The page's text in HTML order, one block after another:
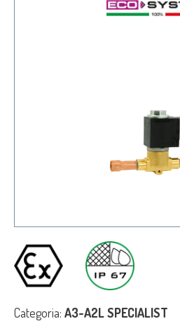
Categoria: A3-A2L SPECIALIST